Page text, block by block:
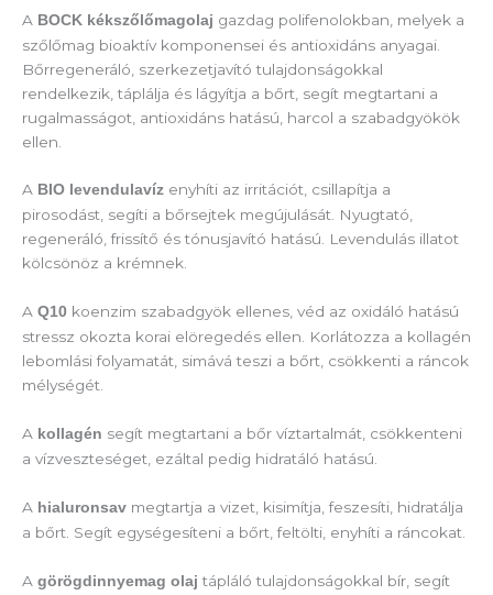
A BOCK kékszőlőmagolaj gazdag polifenolokban, melyek a
szőlőmag bioaktív komponensei és antioxidáns anyagai.
Bőrregeneráló, szerkezetjavító tulajdonságokkal
rendelkezik, táplálja és lágyítja a bőrt, segít megtartani a
rugalmasságot, antioxidáns hatású, harcol a szabadgyökök
ellen.
A BIO levendulavíz enyhíti az irritációt, csillapítja a
pirosodást, segíti a bőrsejtek megújulását. Nyugtató,
regeneráló, frissítő és tónusjavító hatású. Levendulás illatot
kölcsönöz a krémnek.
A Q10 koenzim szabadgyök ellenes, véd az oxidáló hatású
stressz okozta korai elöregedés ellen. Korlátozza a kollagén
lebomlási folyamatát, simává teszi a bőrt, csökkenti a ráncok
mélységét.
A kollagén segít megtartani a bőr víztartalmát, csökkenteni
a vízveszteséget, ezáltal pedig hidratáló hatású.
A hialuronsav megtartja a vizet, kisimítja, feszesíti, hidratálja
a bőrt. Segít egységesíteni a bőrt, feltölti, enyhíti a ráncokat.
A görögdinnyemag olaj tápláló tulajdonságokkal bír, segít